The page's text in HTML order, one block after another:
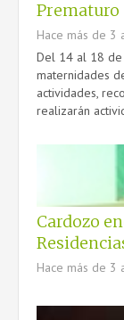
Prematuro
Hace más de 3
Del 14 al 18 de
maternidades
actividades,
realizarán
Cardozo
Hace más de 3